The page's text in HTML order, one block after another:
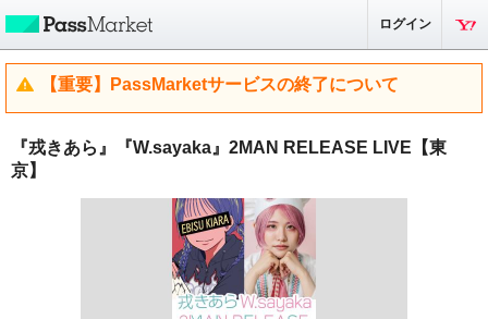
ログイン
【重要】PassMarketサービスの終了について
『戎きあら』『W.sayaka』2MAN RELEASE LIVE【東
京】